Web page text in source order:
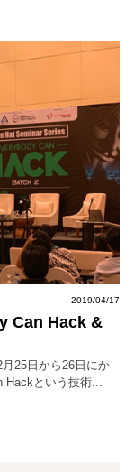
2019/04/17
Can Hack &
25日から26日にか
Hackという技術...